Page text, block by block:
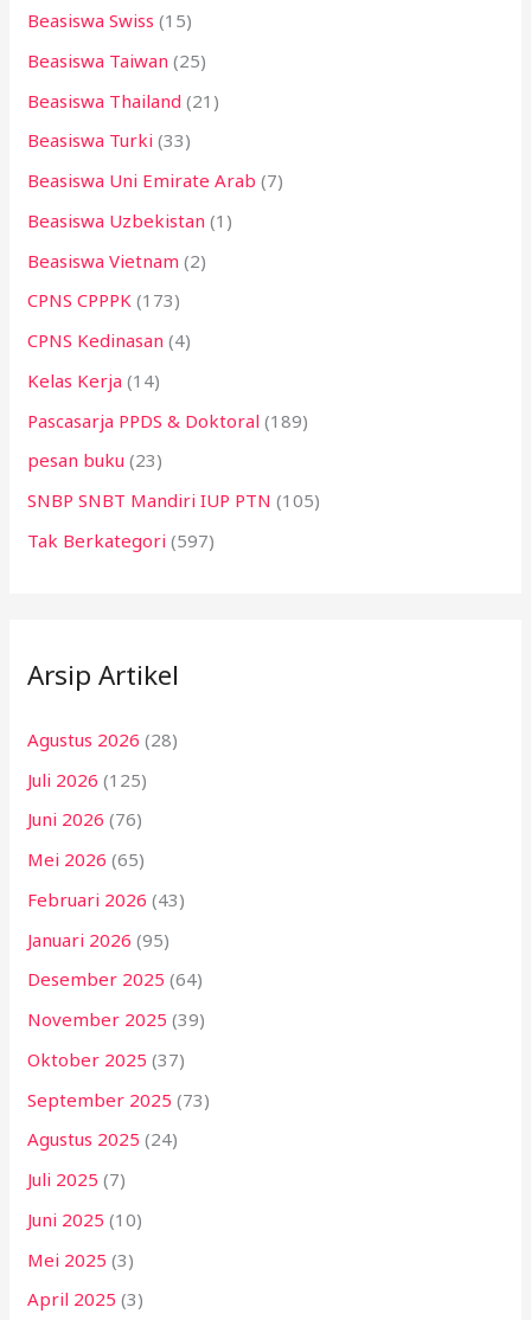
Beasiswa Swiss (15)
Beasiswa Taiwan (25)
Beasiswa Thailand (21)
Beasiswa Turki (33)
Beasiswa Uni Emirate Arab (7)
Beasiswa Uzbekistan (1)
Beasiswa Vietnam (2)
CPNS CPPPK (173)
CPNS Kedinasan (4)
Kelas Kerja (14)
Pascasarja PPDS & Doktoral (189)
pesan buku (23)
SNBP SNBT Mandiri IUP PTN (105)
Tak Berkategori (597)
Arsip Artikel
Agustus 2026 (28)
Juli 2026 (125)
Juni 2026 (76)
Mei 2026 (65)
Februari 2026 (43)
Januari 2026 (95)
Desember 2025 (64)
November 2025 (39)
Oktober 2025 (37)
September 2025 (73)
Agustus 2025 (24)
Juli 2025 (7)
Juni 2025 (10)
Mei 2025 (3)
April 2025 (3)